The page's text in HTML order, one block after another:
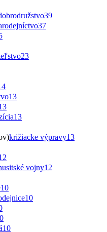
39
37
23
13
13
križiacke výpravy13
vojny12
10
10
10